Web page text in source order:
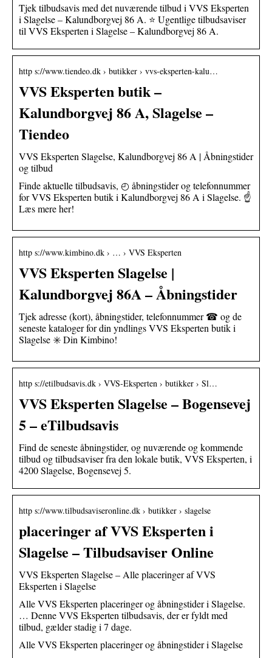
Tjek tilbudsavis med det nuværende tilbud i VVS Eksperten
i Slagelse – Kalundborgvej 86 A. ⭐ Ugentlige tilbudsaviser
til VVS Eksperten i Slagelse – Kalundborgvej 86 A.
http s://www.tiendeo.dk › butikker › vvs-eksperten-kalu…
VVS Eksperten butik –
Kalundborgvej 86 A, Slagelse –
Tiendeo
VVS Eksperten Slagelse, Kalundborgvej 86 A | Åbningstider
og tilbud
Finde aktuelle tilbudsavis, ◴ åbningstider og telefonnummer
for VVS Eksperten butik i Kalundborgvej 86 A i Slagelse. ☝
Læs mere her!
http s://www.kimbino.dk › … › VVS Eksperten
VVS Eksperten Slagelse |
Kalundborgvej 86A – Åbningstider
Tjek adresse (kort), åbningstider, telefonnummer ☎ og de
seneste kataloger for din yndlings VVS Eksperten butik i
Slagelse ✳️ Din Kimbino!
http s://etilbudsavis.dk › VVS-Eksperten › butikker › Sl…
VVS Eksperten Slagelse – Bogensevej
5 – eTilbudsavis
Find de seneste åbningstider, og nuværende og kommende
tilbud og tilbudsaviser fra den lokale butik, VVS Eksperten, i
4200 Slagelse, Bogensevej 5.
http s://www.tilbudsaviseronline.dk › butikker › slagelse
placeringer af VVS Eksperten i
Slagelse – Tilbudsaviser Online
VVS Eksperten Slagelse – Alle placeringer af VVS
Eksperten i Slagelse
Alle VVS Eksperten placeringer og åbningstider i Slagelse.
… Denne VVS Eksperten tilbudsavis, der er fyldt med
tilbud, gælder stadig i 7 dage.
Alle VVS Eksperten placeringer og åbningstider i Slagelse